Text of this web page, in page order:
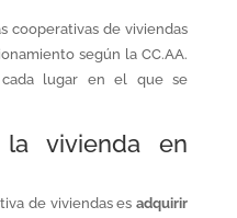
cooperativas de viviendas
según la CC.AA.
lugar en el que se
vivienda en
de viviendas esadquirir